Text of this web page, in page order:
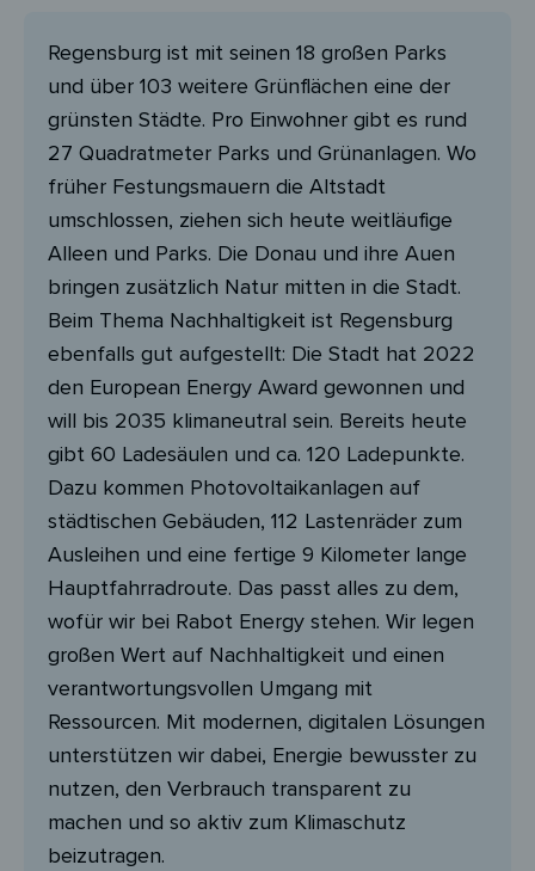
Regensburg ist mit seinen 18 großen Parks
und über 103 weitere Grünflächen eine der
grünsten Städte. Pro Einwohner gibt es rund
27 Quadratmeter Parks und Grünanlagen. Wo
früher Festungsmauern die Altstadt
umschlossen, ziehen sich heute weitläufige
Alleen und Parks. Die Donau und ihre Auen
bringen zusätzlich Natur mitten in die Stadt.
Beim Thema Nachhaltigkeit ist Regensburg
ebenfalls gut aufgestellt: Die Stadt hat 2022
den European Energy Award gewonnen und
will bis 2035 klimaneutral sein. Bereits heute
gibt 60 Ladesäulen und ca. 120 Ladepunkte.
Dazu kommen Photovoltaikanlagen auf
städtischen Gebäuden, 112 Lastenräder zum
Ausleihen und eine fertige 9 Kilometer lange
Hauptfahrradroute. Das passt alles zu dem,
wofür wir bei Rabot Energy stehen. Wir legen
großen Wert auf Nachhaltigkeit und einen
verantwortungsvollen Umgang mit
Ressourcen. Mit modernen, digitalen Lösungen
unterstützen wir dabei, Energie bewusster zu
nutzen, den Verbrauch transparent zu
machen und so aktiv zum Klimaschutz
beizutragen.